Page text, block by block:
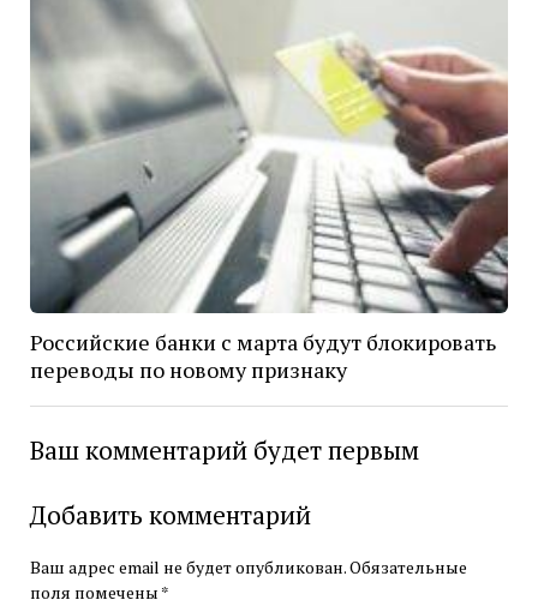
Российские банки с марта будут блокировать
переводы по новому признаку
Ваш комментарий будет первым
Добавить комментарий
Ваш адрес email не будет опубликован.Обязательные
поля помечены *